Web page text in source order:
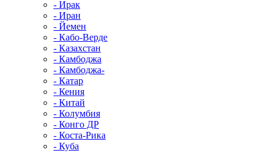
- Ирак
- Иран
- Йемен
- Кабо-Верде
- Казахстан
- Камбоджа
- Камбоджа-
- Катар
- Кения
- Китай
- Колумбия
- Конго ДР
- Коста-Рика
- Куба